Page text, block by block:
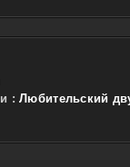
: Любительский